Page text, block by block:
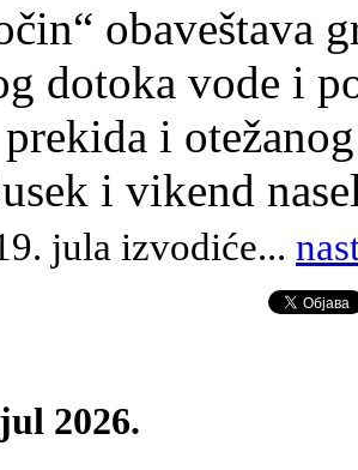
obaveštava
dotoka vode i
i
i vikend
jula izvodiće...
2026.